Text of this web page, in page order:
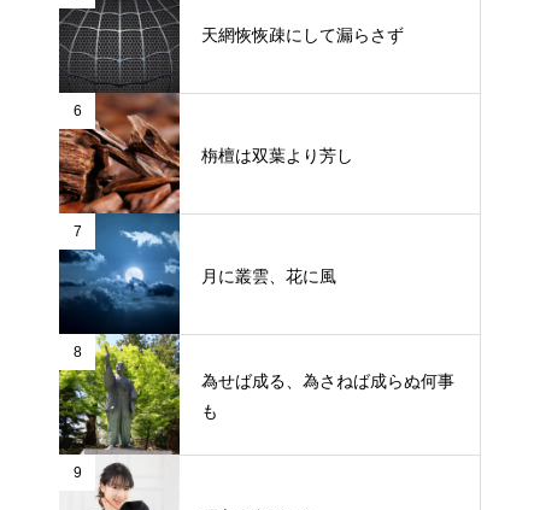
天網恢恢疎にして漏らさず
6
栴檀は双葉より芳し
7
月に叢雲、花に風
8
為せば成る、為さねば成らぬ何事
も
9